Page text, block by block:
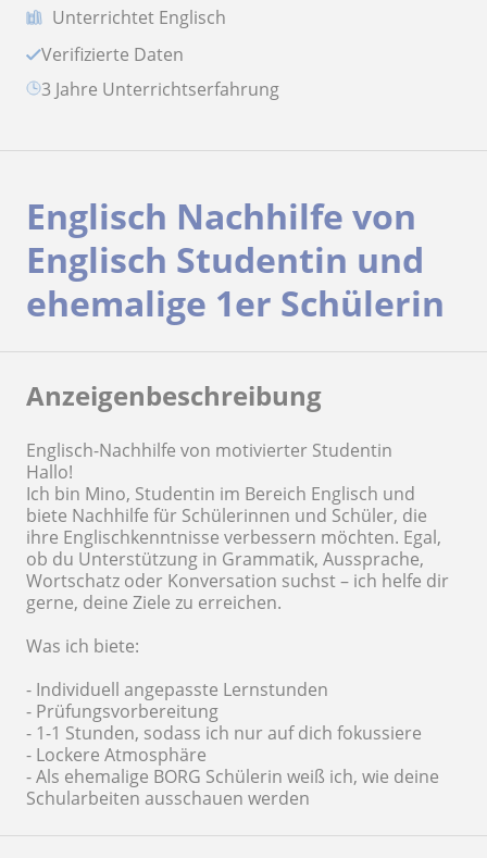
Unterrichtet Englisch
Verifizierte Daten
3 Jahre Unterrichtserfahrung
Englisch Nachhilfe von
Englisch Studentin und
ehemalige 1er Schülerin
Anzeigenbeschreibung
Englisch-Nachhilfe von motivierter Studentin
Hallo!
Ich bin Mino, Studentin im Bereich Englisch und
biete Nachhilfe für Schülerinnen und Schüler, die
ihre Englischkenntnisse verbessern möchten. Egal,
ob du Unterstützung in Grammatik, Aussprache,
Wortschatz oder Konversation suchst – ich helfe dir
gerne, deine Ziele zu erreichen.
Was ich biete:
- Individuell angepasste Lernstunden
- Prüfungsvorbereitung
- 1-1 Stunden, sodass ich nur auf dich fokussiere
- Lockere Atmosphäre
- Als ehemalige BORG Schülerin weiß ich, wie deine
Schularbeiten ausschauen werden